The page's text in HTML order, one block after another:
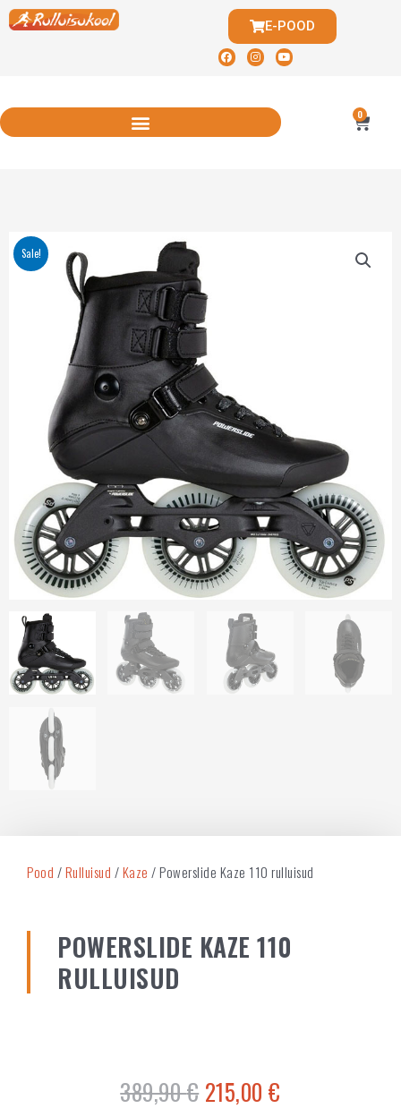
E-POOD
0
Sale!
Pood /Rulluisud /Kaze / Powerslide Kaze 110 rulluisud
POWERSLIDE KAZE 110
RULLUISUD
389,90€ 215,00€